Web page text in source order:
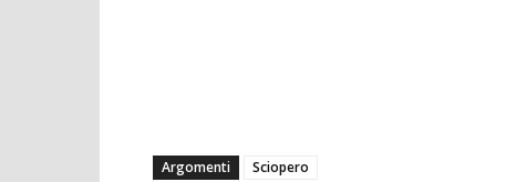
Argomenti Sciopero